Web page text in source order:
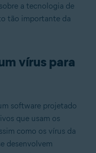
a tecnologia de
tão importante da
vírus para
software projetado
que usam os
como os vírus da
desenvolvem